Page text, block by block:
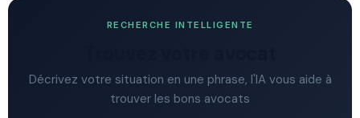
RECHERCHE INTELLIGENTE
Décrivez votre situation en une phrase, l'IA vous aide à
trouver les bons avocats